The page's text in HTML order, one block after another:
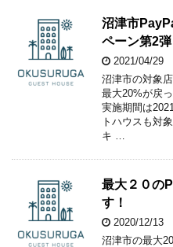
沼津市
ペーン第2弾
2021/04/29
沼津市の対象
最大20%が戻
実施期間は
トハウスも対
キ …
最大２０の
す！
2020/12/13
沼津市の最大